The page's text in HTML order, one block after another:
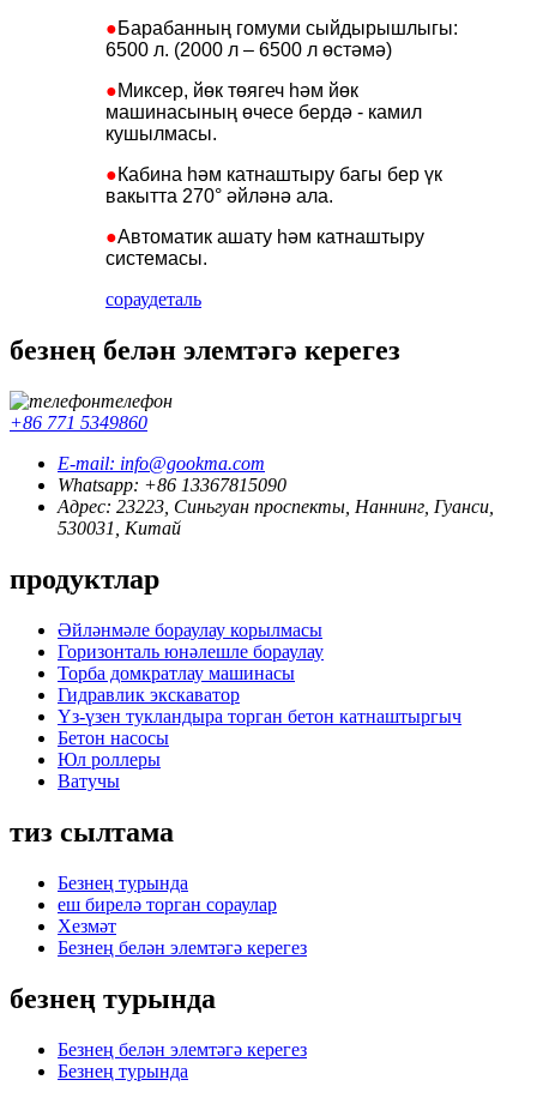
●Барабанның гомуми сыйдырышлыгы:
6500 л. (2000 л – 6500 л өстәмә)
●Миксер, йөк төягеч һәм йөк
машинасының өчесе бердә - камил
кушылмасы.
●Кабина һәм катнаштыру багы бер үк
вакытта 270° әйләнә ала.
●Автоматик ашату һәм катнаштыру
системасы.
сораудеталь
безнең белән элемтәгә керегез
телефон
+86 771 5349860
E-mail: info@gookma.com
Whatsapp: +86 13367815090
Адрес: 23223, Синьгуан проспекты, Наннинг, Гуанси,
530031, Китай
продуктлар
Әйләнмәле бораулау корылмасы
Горизонталь юнәлешле бораулау
Торба домкратлау машинасы
Гидравлик экскаватор
Үз-үзен тукландыра торган бетон катнаштыргыч
Бетон насосы
Юл роллеры
Ватучы
тиз сылтама
Безнең турында
еш бирелә торган сораулар
Хезмәт
Безнең белән элемтәгә керегез
безнең турында
Безнең белән элемтәгә керегез
Безнең турында